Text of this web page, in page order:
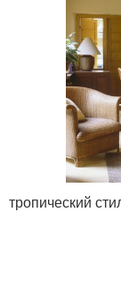
тропический